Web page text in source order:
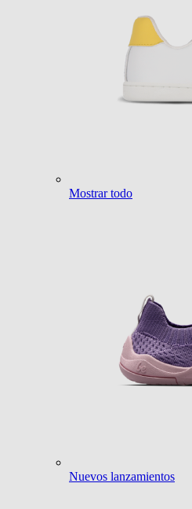
Mostrar todo
Nuevos lanzamientos